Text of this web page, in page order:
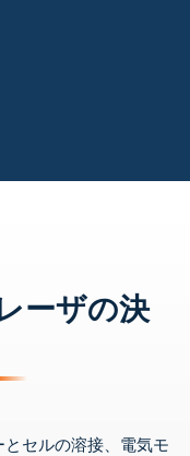
ーザの決
セルの溶接、電気モ